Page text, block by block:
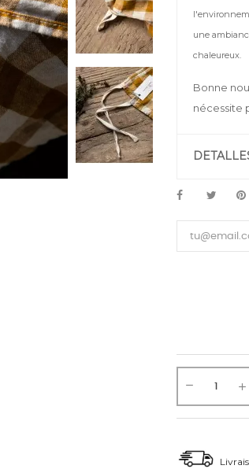
une
chaleureux.
Bonne
nécessite